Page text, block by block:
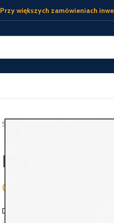
Przy większych zamówieniach
Strona główna
Parapet
0,00 zł
Długość (cm)